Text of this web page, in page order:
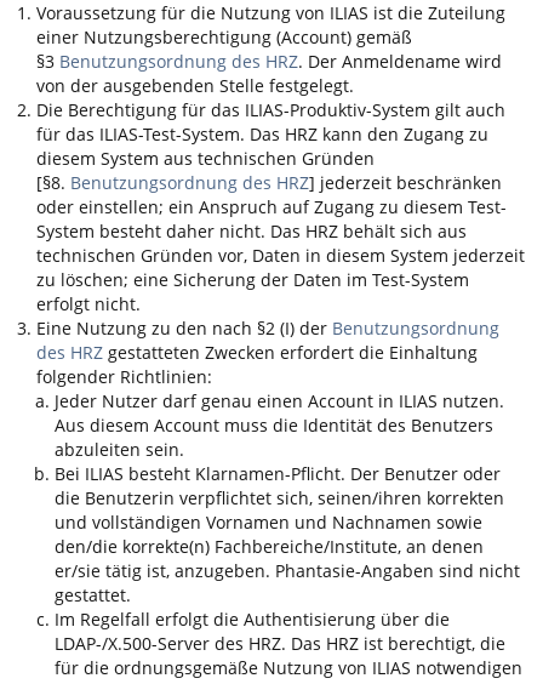
Voraussetzung für die Nutzung von ILIAS ist die Zuteilung
einer Nutzungsberechtigung (Account) gemäß
§3 Benutzungsordnung des HRZ. Der Anmeldename wird
von der ausgebenden Stelle festgelegt.
Die Berechtigung für das ILIAS-Produktiv-System gilt auch
für das ILIAS-Test-System. Das HRZ kann den Zugang zu
diesem System aus technischen Gründen
[§8. Benutzungsordnung des HRZ] jederzeit beschränken
oder einstellen; ein Anspruch auf Zugang zu diesem Test-
System besteht daher nicht. Das HRZ behält sich aus
technischen Gründen vor, Daten in diesem System jederzeit
zu löschen; eine Sicherung der Daten im Test-System
erfolgt nicht.
Eine Nutzung zu den nach §2 (I) der Benutzungsordnung
des HRZ gestatteten Zwecken erfordert die Einhaltung
folgender Richtlinien:
Jeder Nutzer darf genau einen Account in ILIAS nutzen.
Aus diesem Account muss die Identität des Benutzers
abzuleiten sein.
Bei ILIAS besteht Klarnamen-Pflicht. Der Benutzer oder
die Benutzerin verpflichtet sich, seinen/ihren korrekten
und vollständigen Vornamen und Nachnamen sowie
den/die korrekte(n) Fachbereiche/Institute, an denen
er/sie tätig ist, anzugeben. Phantasie-Angaben sind nicht
gestattet.
Im Regelfall erfolgt die Authentisierung über die
LDAP-/X.500-Server des HRZ. Das HRZ ist berechtigt, die
für die ordnungsgemäße Nutzung von ILIAS notwendigen